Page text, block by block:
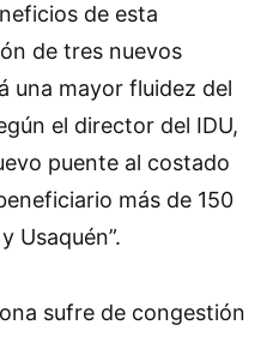
de esta
de tres nuevos
una mayor fluidez del
el director del IDU,
puente al costado
más de 150
Usaquén”.
sufre de congestión